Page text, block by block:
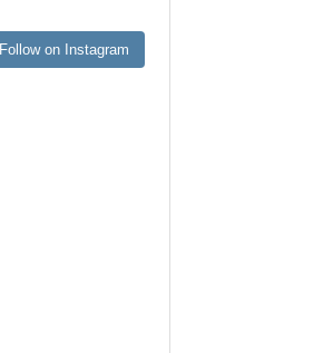
Follow on Instagram